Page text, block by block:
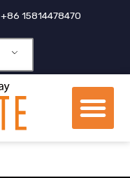
+86 15814478470